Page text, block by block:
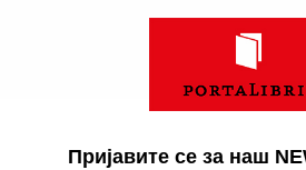
Пријавите се за наш